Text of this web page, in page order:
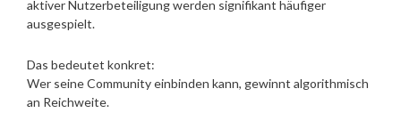
aktiver Nutzerbeteiligung werden signifikant häufiger
ausgespielt.
Das bedeutet konkret:
Wer seine Community einbinden kann, gewinnt algorithmisch
an Reichweite.